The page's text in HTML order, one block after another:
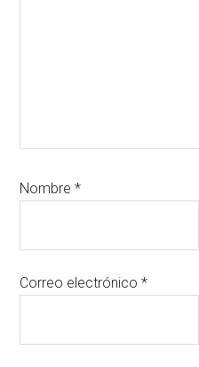
Nombre*
Correo electrónico*